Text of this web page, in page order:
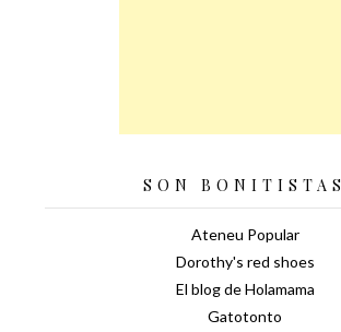
SON BONITISTAS
Ateneu Popular
Dorothy's red shoes
El blog de Holamama
Gatotonto